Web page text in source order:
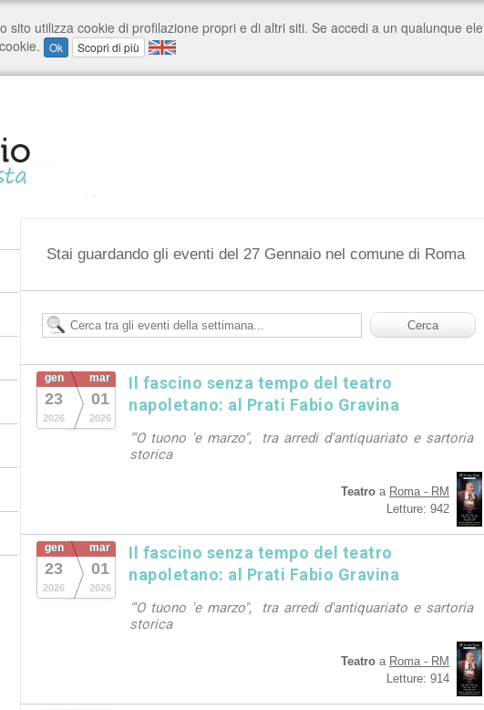
Stai guardando gli eventi del 27 Gennaio nel comune di Roma
gen
23
2026
mar
01
2026
Il fascino senza tempo del teatro
napoletano: al Prati Fabio Gravina
"'O tuono 'e marzo", tra arredi d'antiquariato e sartoria
storica
Teatro a Roma - RM
Letture: 942
gen
23
2026
mar
01
2026
Il fascino senza tempo del teatro
napoletano: al Prati Fabio Gravina
"'O tuono 'e marzo", tra arredi d'antiquariato e sartoria
storica
Teatro a Roma - RM
Letture: 914